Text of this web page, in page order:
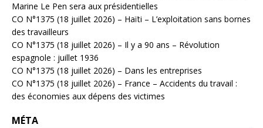
Marine Le Pen sera aux présidentielles
CO N°1375 (18 juillet 2026) – Haïti – L’exploitation sans bornes
des travailleurs
CO N°1375 (18 juillet 2026) – Il y a 90 ans – Révolution
espagnole : juillet 1936
CO N°1375 (18 juillet 2026) – Dans les entreprises
CO N°1375 (18 juillet 2026) – France – Accidents du travail :
des économies aux dépens des victimes
MÉTA